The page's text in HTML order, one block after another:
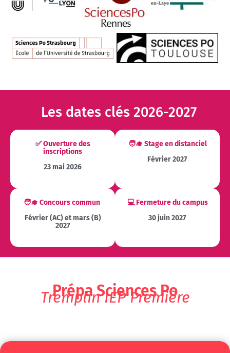
Les dates clés 2026-2027
✅Ouverture des
inscriptions
23 mai 2026
🧑‍🎓 Stage en distanciel
Février 2027
🧑‍🎓 Concours commun
Février (AC) et mars (B)
2027
💻 Fermeture du campus
30 juin 2027
Prépa Sciences Po
Tremplin IEP Première